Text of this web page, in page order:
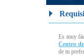
Es muy
Centro
de tu